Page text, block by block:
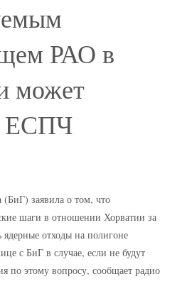
РАО в
может
ЕСПЧ
(БиГ) заявила о том, что
шаги в отношении Хорватии за
ядерные отходы на полигоне
с БиГ в случае, если не будут
по этому вопросу, сообщает радио